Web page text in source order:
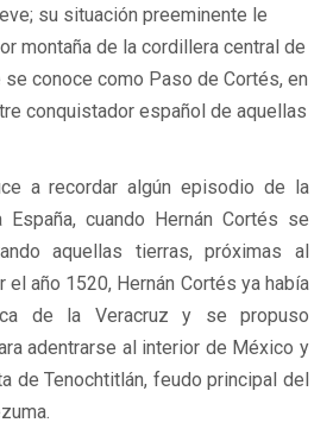
su situación preeminente le
montaña de la cordillera central de
conoce como Paso de Cortés, en
conquistador español de aquellas
a recordar algún episodio de la
cuando Hernán Cortés se
aquellas tierras, próximas al
el año 1520, Hernán Cortés ya había
de la Veracruz y se propuso
adentrarse al interior de México y
de Tenochtitlán, feudo principal del